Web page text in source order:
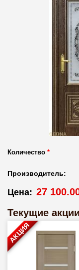
Количество *
Производитель:
Цена: 27
Текущие
АКЦИЯ